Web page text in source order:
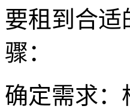
要租到合适
骤：
确定需求：